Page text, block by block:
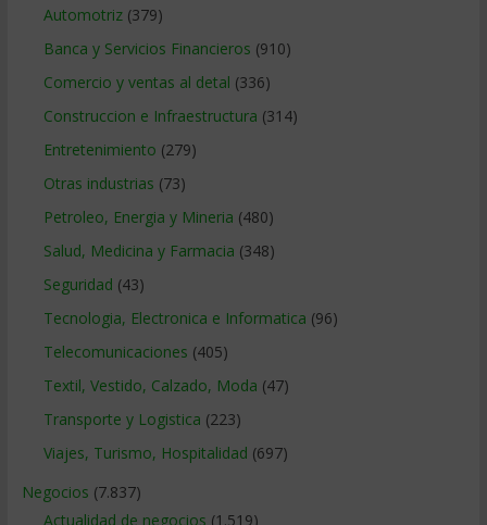
Automotriz(379)
Banca y Servicios Financieros (910)
Comercio y ventas al detal (336)
Construccion e Infraestructura (314)
Entretenimiento (279)
Otras industrias (73)
Petroleo, Energia y Mineria (480)
Salud, Medicina y Farmacia (348)
Seguridad (43)
Tecnologia, Electronica e Informatica (96)
Telecomunicaciones (405)
Textil, Vestido, Calzado, Moda (47)
Transporte y Logistica (223)
Viajes, Turismo, Hospitalidad (697)
Negocios (7.837)
Actualidad de negocios (1.519)